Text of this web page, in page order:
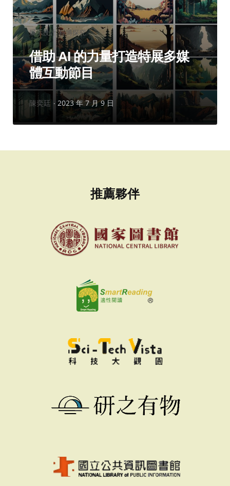
分
類：
展示設計 科博探究
借助 AI 的力量打造特展多媒
體互動節目
作
陳奕廷 2023 年 7 月 9 日
推薦夥伴